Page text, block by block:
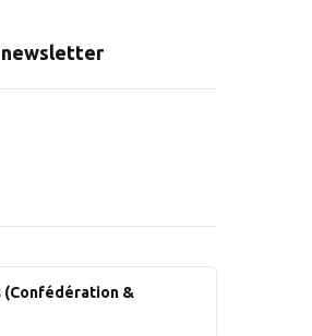
newsletter
(Confédération &